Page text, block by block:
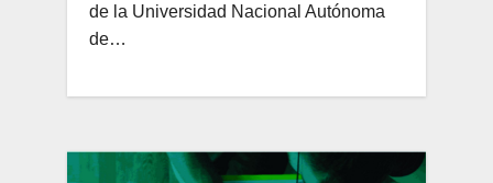
de la Universidad Nacional Autónoma
de…